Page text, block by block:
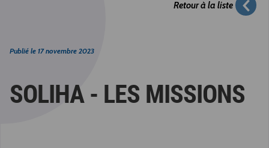
Retour à la liste
Publié le 17 novembre 2023
SOLIHA - LES MISSIONS